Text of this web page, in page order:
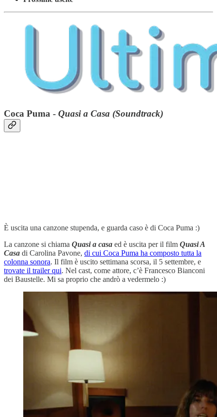
Coca Puma - Quasi a Casa (Soundtrack)
È uscita una canzone stupenda, e guarda caso è di Coca Puma :)
La canzone si chiama Quasi a casa ed è uscita per il film Quasi A
Casa di Carolina Pavone, di cui Coca Puma ha composto tutta la
colonna sonora. Il film è uscito settimana scorsa, il 5 settembre, e
trovate il trailer qui. Nel cast, come attore, c’è Francesco Bianconi
dei Baustelle. Mi sa proprio che andrò a vedermelo :)